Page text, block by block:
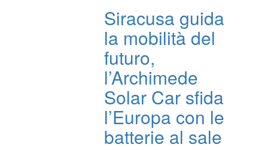
Siracusa guida
la mobilità del
futuro,
l’Archimede
Solar Car sfida
l’Europa con le
batterie al sale